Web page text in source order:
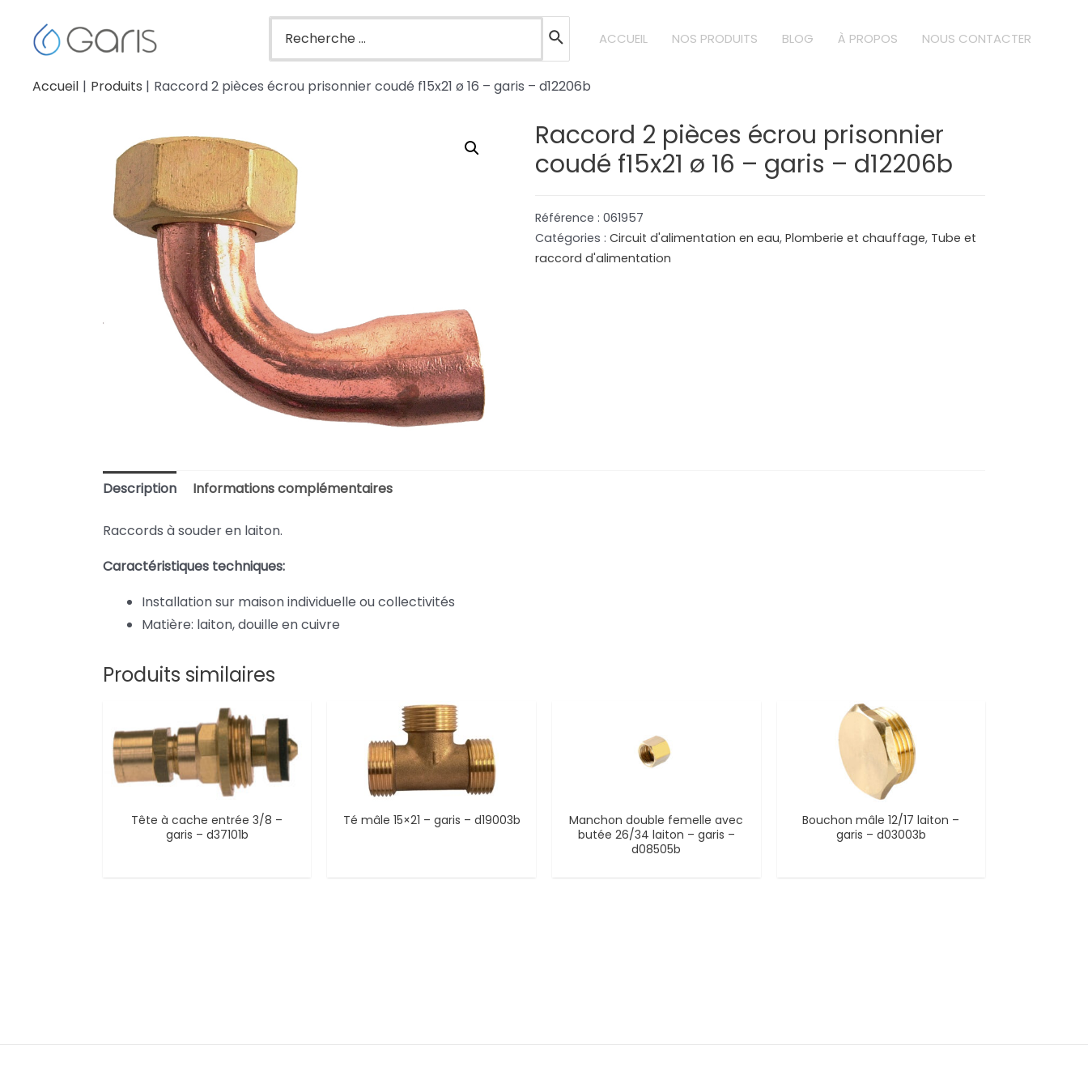
ACCUEIL NOS PRODUITS BLOG À PROPOS NOUS CONTACTER
Accueil Produits Raccord 2 pièces écrou prisonnier coudé f15x21 ø 16 – garis – d12206b
Raccord 2 pièces écrou prisonnier
coudé f15x21 ø 16 – garis – d12206b
Référence :061957
Catégories :Circuit d'alimentation en eau,Plomberie et chauffage, Tube et
raccord d'alimentation
Description Informations complémentaires
Raccords à souder en laiton.
Caractéristiques techniques:
Installation sur maison individuelle ou collectivités
Matière: laiton, douille en cuivre
Produits similaires
Tête à cache entrée 3/8 –
garis – d37101b
Té mâle 15×21 – garis – d19003b
Manchon double femelle avec
butée 26/34 laiton – garis –
d08505b
Bouchon mâle 12/17 laiton –
garis – d03003b